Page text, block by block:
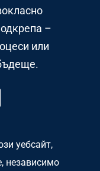
–
или
уебсайт,
независимо